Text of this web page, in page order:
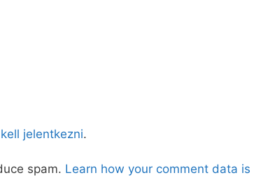
jelentkezni.
spam. Learn how your comment data is